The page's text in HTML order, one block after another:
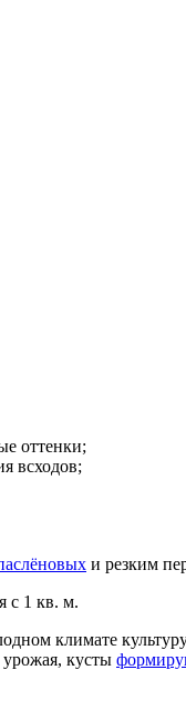
оттенки;
всходов;
и резким
с 1 кв. м.
климате
кусты